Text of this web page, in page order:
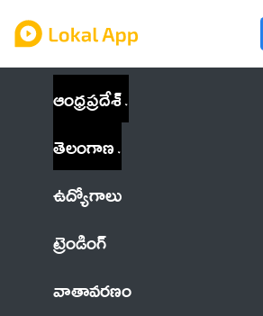
ఆంధ్రప్రదేశ్
తెలంగాణ
ఉద్యోగాలు
ట్రెండింగ్
వాతావరణం